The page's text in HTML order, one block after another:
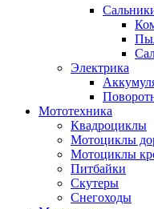
Электрика
Мототехника
Квадроциклы
Мотоциклы
Мотоциклы
Питбайки
Скутеры
Снегоходы